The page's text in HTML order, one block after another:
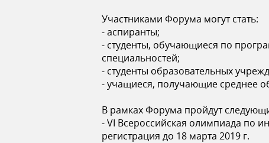
е
с
ь
Участниками Форума могут стать:
- аспиранты;
- студенты, обучающиеся по
специальностей;
- студенты образовательных
- учащиеся, получающие среднее
В рамках Форума пройдут
- VI Всероссийская олимпиада по
регистрация до 18 марта 2019 г.